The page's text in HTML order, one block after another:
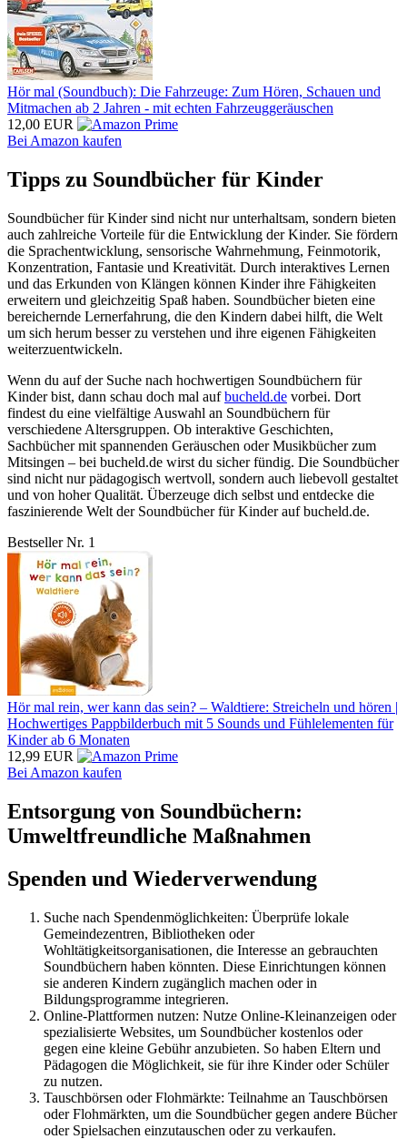
Hör mal (Soundbuch): Die Fahrzeuge: Zum Hören, Schauen und
Mitmachen ab 2 Jahren - mit echten Fahrzeuggeräuschen
12,00 EUR
Bei Amazon kaufen
Tipps zu Soundbücher für Kinder
Soundbücher für Kinder sind nicht nur unterhaltsam, sondern bieten
auch zahlreiche Vorteile für die Entwicklung der Kinder. Sie fördern
die Sprachentwicklung, sensorische Wahrnehmung, Feinmotorik,
Konzentration, Fantasie und Kreativität. Durch interaktives Lernen
und das Erkunden von Klängen können Kinder ihre Fähigkeiten
erweitern und gleichzeitig Spaß haben. Soundbücher bieten eine
bereichernde Lernerfahrung, die den Kindern dabei hilft, die Welt
um sich herum besser zu verstehen und ihre eigenen Fähigkeiten
weiterzuentwickeln.
Wenn du auf der Suche nach hochwertigen Soundbüchern für
Kinder bist, dann schau doch mal aufbucheld.de vorbei. Dort
findest du eine vielfältige Auswahl an Soundbüchern für
verschiedene Altersgruppen. Ob interaktive Geschichten,
Sachbücher mit spannenden Geräuschen oder Musikbücher zum
Mitsingen – bei bucheld.de wirst du sicher fündig. Die Soundbücher
sind nicht nur pädagogisch wertvoll, sondern auch liebevoll gestaltet
und von hoher Qualität. Überzeuge dich selbst und entdecke die
faszinierende Welt der Soundbücher für Kinder auf bucheld.de.
Bestseller Nr. 1
Hör mal rein, wer kann das sein? – Waldtiere: Streicheln und hören |
Hochwertiges Pappbilderbuch mit 5 Sounds und Fühlelementen für
Kinder ab 6 Monaten
12,99 EUR
Bei Amazon kaufen
Entsorgung von Soundbüchern:
Umweltfreundliche Maßnahmen
Spenden und Wiederverwendung
Suche nach Spendenmöglichkeiten: Überprüfe lokale
Gemeindezentren, Bibliotheken oder
Wohltätigkeitsorganisationen, die Interesse an gebrauchten
Soundbüchern haben könnten. Diese Einrichtungen können
sie anderen Kindern zugänglich machen oder in
Bildungsprogramme integrieren.
Online-Plattformen nutzen: Nutze Online-Kleinanzeigen oder
spezialisierte Websites, um Soundbücher kostenlos oder
gegen eine kleine Gebühr anzubieten. So haben Eltern und
Pädagogen die Möglichkeit, sie für ihre Kinder oder Schüler
zu nutzen.
Tauschbörsen oder Flohmärkte: Teilnahme an Tauschbörsen
oder Flohmärkten, um die Soundbücher gegen andere Bücher
oder Spielsachen einzutauschen oder zu verkaufen.